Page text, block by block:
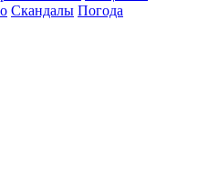
Скандалы Погода